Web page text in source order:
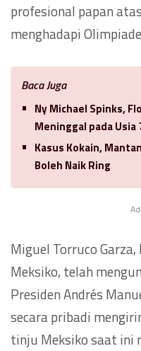
profesional papan
menghadapi
Baca Juga
Ny Michael Spinks,
Meninggal pada Usia
Kasus Kokain,
Boleh Naik Ring
Miguel Torruco
Meksiko, telah
Presiden Andrés
secara pribadi
tinju Meksiko saat ini